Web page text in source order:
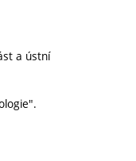
a ústní